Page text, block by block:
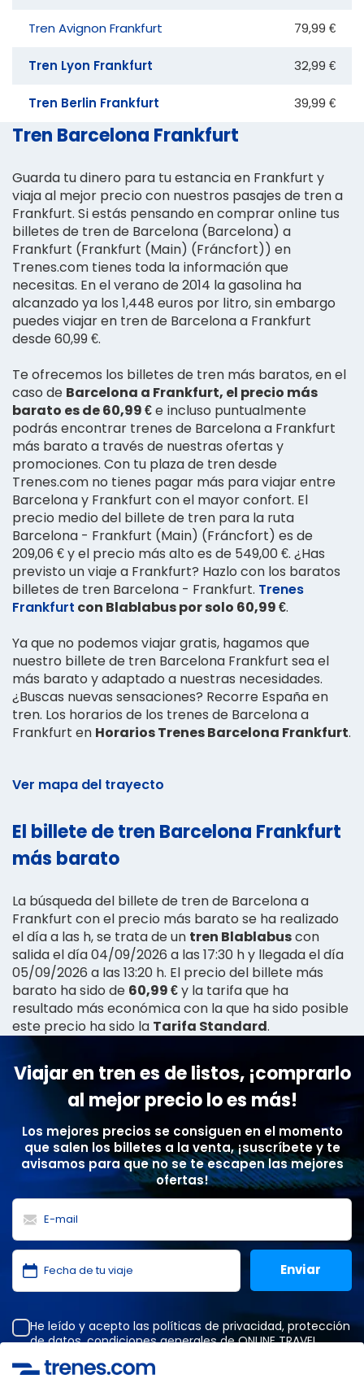
Tren Avignon Frankfurt 79,99 €
Tren Lyon Frankfurt 32,99 €
Tren Berlin Frankfurt 39,99 €
Tren Barcelona Frankfurt
Guarda tu dinero para tu estancia en Frankfurt y
viaja al mejor precio con nuestros pasajes de tren a
Frankfurt. Si estás pensando en comprar online tus
billetes de tren de Barcelona (Barcelona) a
Frankfurt (Frankfurt (Main) (Fráncfort)) en
Trenes.com tienes toda la información que
necesitas. En el verano de 2014 la gasolina ha
alcanzado ya los 1,448 euros por litro, sin embargo
puedes viajar en tren de Barcelona a Frankfurt
desde 60,99 €.
Te ofrecemos los billetes de tren más baratos, en el
caso de Barcelona a Frankfurt, el precio más
barato es de 60,99 €e incluso puntualmente
podrás encontrar trenes de Barcelona a Frankfurt
más barato a través de nuestras ofertas y
promociones. Con tu plaza de tren desde
Trenes.com no tienes pagar más para viajar entre
Barcelona y Frankfurt con el mayor confort. El
precio medio del billete de tren para la ruta
Barcelona - Frankfurt (Main) (Fráncfort) es de
209,06 € y el precio más alto es de 549,00 €. ¿Has
previsto un viaje a Frankfurt? Hazlo con los baratos
billetes de tren Barcelona - Frankfurt. Trenes
Frankfurt con Blablabus por solo 60,99 €.
Ya que no podemos viajar gratis, hagamos que
nuestro billete de tren Barcelona Frankfurt sea el
más barato y adaptado a nuestras necesidades.
¿Buscas nuevas sensaciones? Recorre España en
tren. Los horarios de los trenes de Barcelona a
Frankfurt en Horarios Trenes Barcelona Frankfurt.
Ver mapa del trayecto
El billete de tren Barcelona Frankfurt
más barato
La búsqueda del billete de tren de Barcelona a
Frankfurt con el precio más barato se ha realizado
el día a las h, se trata de un tren Blablabuscon
salida el día 04/09/2026 a las 17:30 h y llegada el día
05/09/2026 a las 13:20 h. El precio del billete más
barato ha sido de 60,99 €y la tarifa que ha
resultado más económica con la que ha sido posible
este precio ha sido la Tarifa Standard.
Viajar en tren es de listos, ¡comprarlo
al mejor precio lo es más!
Los mejores precios se consiguen en el momento
que salen los billetes a la venta, ¡suscríbete y te
avisamos para que no se te escapen las mejores
ofertas!
He leído y acepto las políticas de privacidad, protección
de datos,condiciones generalesde ONLINE TRAVEL